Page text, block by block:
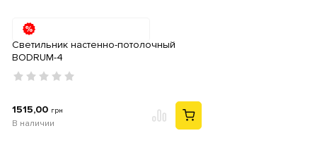
Светильник настенно-потолочный
BODRUM-4
1515,00 грн
В наличии